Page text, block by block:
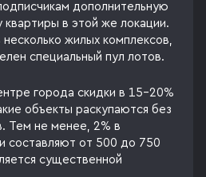
дополнительную
квартиры в этой же локации.
жилых комплексов,
специальный пул лотов.
города скидки в 15–20%
объекты раскупаются без
Тем не менее, 2% в
составляют от 500 до 750
существенной